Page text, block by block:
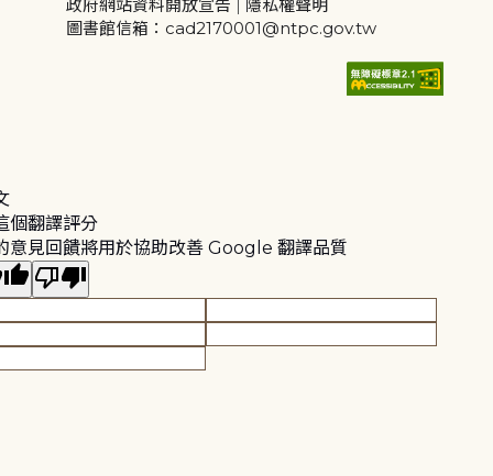
政府網站資料開放宣告 | 隱私權聲明
圖書館信箱：cad2170001@ntpc.gov.tw
個翻譯評分
意見回饋將用於協助改善 Google 翻譯品質